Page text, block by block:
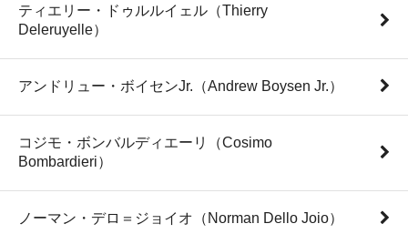
ティエリー・ドゥルルイェル（Thierry
Deleruyelle）
アンドリュー・ボイセンJr.（Andrew Boysen Jr.）
コジモ・ボンバルディエーリ（Cosimo
Bombardieri）
ノーマン・デロ＝ジョイオ（Norman Dello Joio）